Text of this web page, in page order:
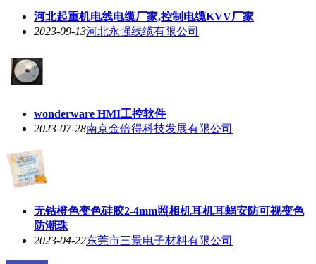
河北起重机电线电缆厂家,控制电缆KVV厂家
2023-09-13河北永强线缆有限公司
wonderware HMI工控软件
2023-07-28南京金倍得科技发展有限公司
无钴橙色变色硅胶2-4mm照相机耳机耳蜗安防可视变色
防潮珠
2023-04-22东莞市三景电子材料有限公司